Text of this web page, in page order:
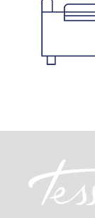
Navigation
l’article